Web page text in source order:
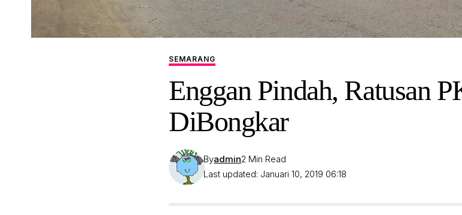
SEMARANG
Enggan Pindah, Ratusan
DiBongkar
Last updated: Januari 10, 2019 06:18
Byadmin2 Min Read